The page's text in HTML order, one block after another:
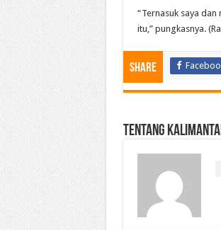
“Ternasuk saya
itu,” pungkasnya.
Share
Tentang